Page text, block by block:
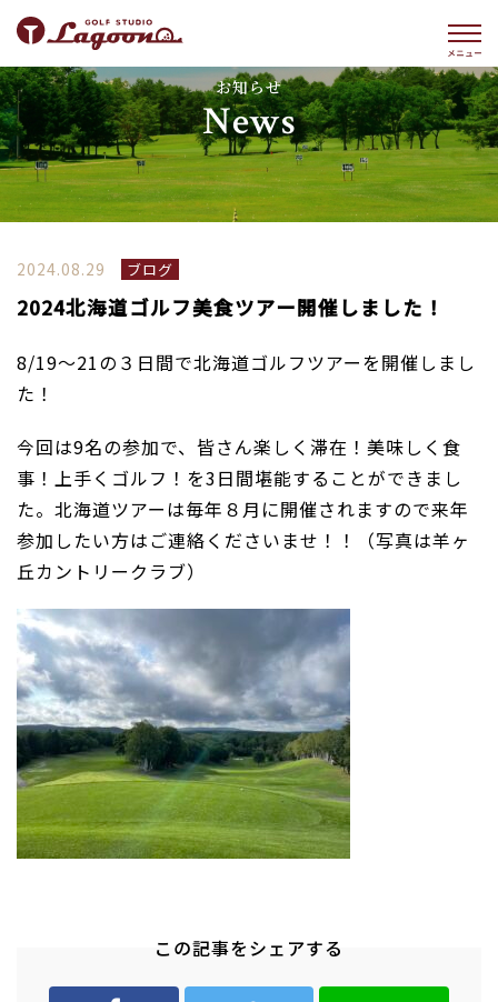
お知らせ
News
2024.08.29 ブログ
2024北海道ゴルフ美食ツアー開催しました！
8/19～21の３日間で北海道ゴルフツアーを開催しまし
た！
今回は9名の参加で、皆さん楽しく滞在！美味しく食
事！上手くゴルフ！を3日間堪能することができまし
た。北海道ツアーは毎年８月に開催されますので来年
参加したい方はご連絡くださいませ！！（写真は羊ヶ
丘カントリークラブ）
この記事をシェアする